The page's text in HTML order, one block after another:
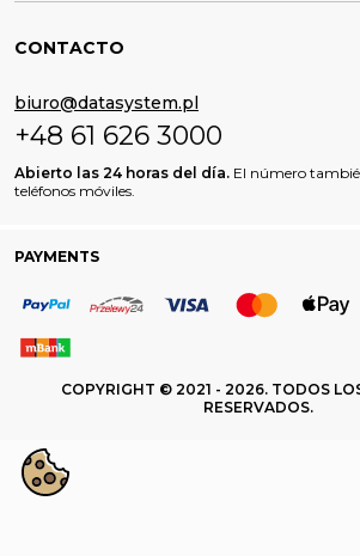
CONTACTO
biuro@datasystem.pl
+48 61 626 3000
Abierto las 24 horas del día. El número
teléfonos móviles.
PAYMENTS
COPYRIGHT © 2021 - 2026. TODOS
RESERVADOS.